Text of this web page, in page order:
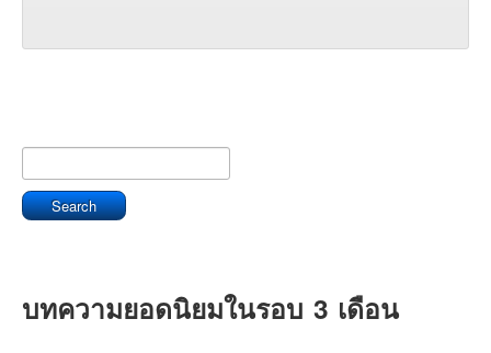
บทความยอดนิยมในรอบ 3 เดือน